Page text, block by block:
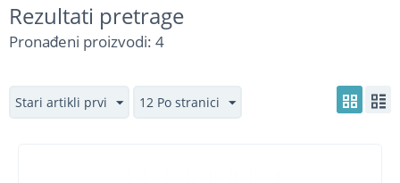
Rezultati pretrage
Pronađeni proizvodi: 4
Stari artikli prvi 12 Po stranici